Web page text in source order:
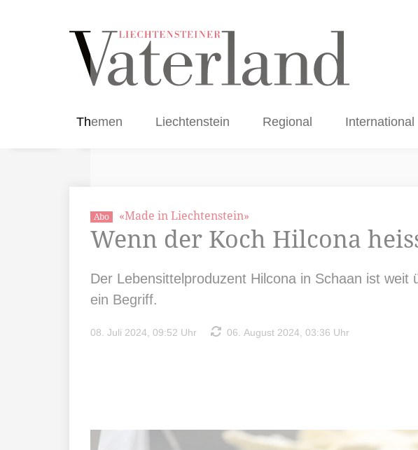
Themen Liechtenstein Regional International
Abo «Made in Liechtenstein»
Wenn der Koch Hilcona
Der Lebensittelproduzent Hilcona in Schaan ist
ein Begriff.
08. Juli 2024, 09:52 Uhr 06. August 2024, 03:36 Uhr